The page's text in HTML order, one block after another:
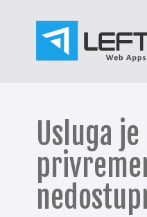
Usluga je